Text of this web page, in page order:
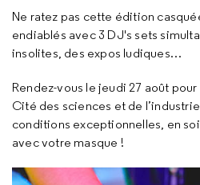
Ne ratez pas cette édition
endiablés avec 3 DJ's sets
insolites, des expos ludiques…
Rendez-vous le jeudi 27 août
Cité des sciences et de
conditions exceptionnelles, en
avec votre masque !